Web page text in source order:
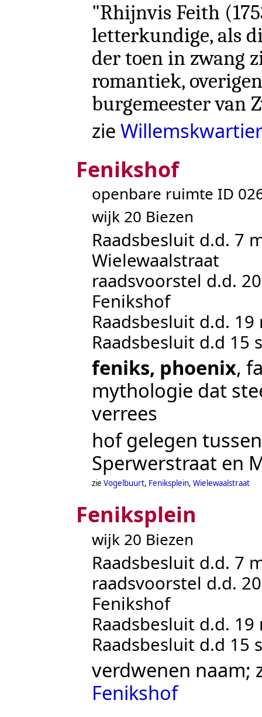
"Rhijnvis Feith
letterkundige, als
der toen in zwang
romantiek,
burgemeester van
zie Willemskwartier
Fenikshof
openbare ruimte ID
wijk 20 Biezen
Raadsbesluit d.d. 7
Wielewaalstraat
raadsvoorstel d.d.
Fenikshof
Raadsbesluit d.d.
Raadsbesluit d.d 15
feniks, phoenix,
mythologie dat
verrees
hof gelegen
Sperwerstraat en
zie Vogelbuurt, Feniksplein, Wielewaalstraat
Feniksplein
wijk 20 Biezen
Raadsbesluit d.d. 7
raadsvoorstel d.d.
Fenikshof
Raadsbesluit d.d.
Raadsbesluit d.d 15
verdwenen naam;
Fenikshof